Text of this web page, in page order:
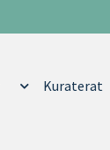
Kuraterat